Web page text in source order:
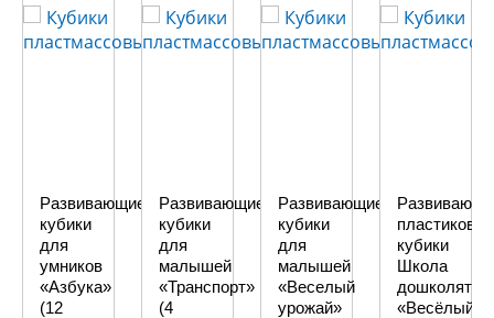
Развивающие
кубики
для
умников
«Азбука»
(12
Развивающие
кубики
для
малышей
«Транспорт»
(4
Развивающие
кубики
для
малышей
«Веселый
урожай»
кубики
Школа
дошколят
«Весёлый